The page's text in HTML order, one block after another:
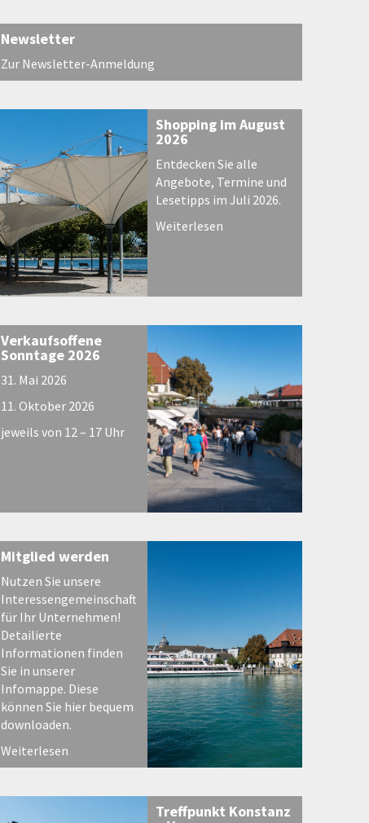
Newsletter
Zur Newsletter-Anmeldung
Shopping im August
2026
Entdecken Sie alle
Angebote, Termine und
Lesetipps im Juli 2026.
Weiterlesen
Verkaufsoffene
Sonntage 2026
31. Mai 2026
11. Oktober 2026
jeweils von 12 – 17 Uhr
Mitglied werden
Nutzen Sie unsere
Interessengemeinschaft
für Ihr Unternehmen!
Detailierte
Informationen finden
Sie in unserer
Infomappe. Diese
können Sie hier bequem
downloaden.
Weiterlesen
Treffpunkt Konstanz